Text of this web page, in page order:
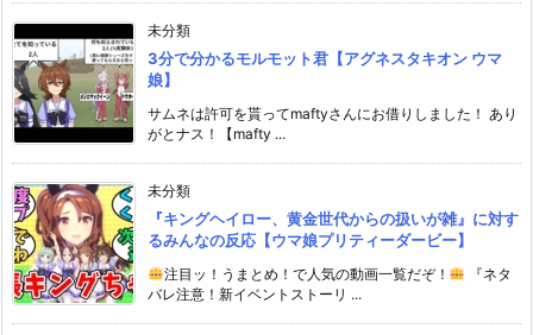
未分類
3分で分かるモルモット君【アグネスタキオン ウマ
娘】
サムネは許可を貰ってmaftyさんにお借りしました！ あり
がとナス！【mafty ...
未分類
『キングヘイロー、黄金世代からの扱いが雑』に対す
るみんなの反応【ウマ娘プリティーダービー】
注目ッ！うまとめ！で人気の動画一覧だぞ！
『ネタ
バレ注意！新イベントストーリ ...